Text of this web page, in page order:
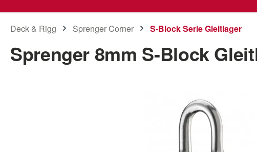
Deck & Rigg Sprenger Corner S-Block Serie Gleitlager
Sprenger 8mm S-Block